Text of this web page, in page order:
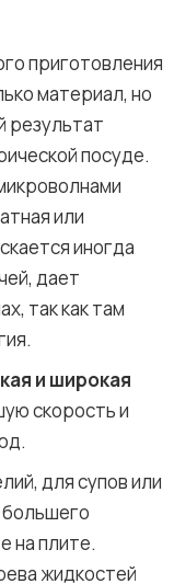
приготовления
материал, но
результат
посуде.
или
иногда
дает
так как там
и широкая
скорость и
для супов или
большего
на плите.
жидкостей